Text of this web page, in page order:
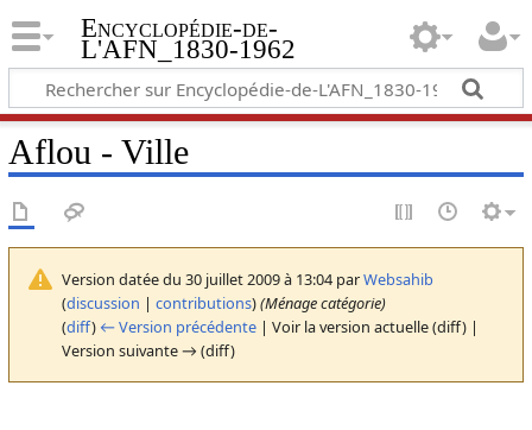
Encyclopédie-de-
L'AFN_1830-1962
Aflou - Ville
Version datée du 30 juillet 2009 à 13:04 parWebsahib
(discussion | contributions)(Ménage catégorie)
(diff) ← Version précédente| Voir la version actuelle (diff) |
Version suivante → (diff)